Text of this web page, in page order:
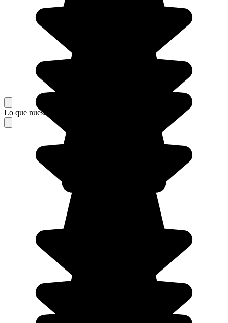
Lo que nuestros viajeros piensan de su estancia